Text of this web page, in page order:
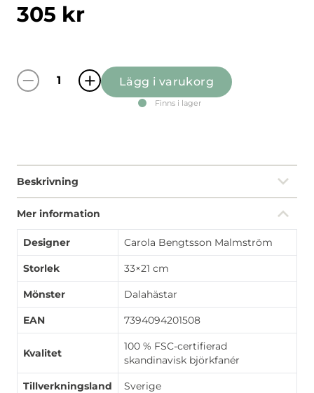
305 kr
Leksand svart bricka mängd
Lägg i varukorg
Finns i lager
Beskrivning
Mer information
Designer Carola Bengtsson Malmström
Storlek 33×21 cm
Mönster Dalahästar
EAN 7394094201508
Kvalitet
100 % FSC-certifierad
skandinavisk björkfanér
Tillverkningsland Sverige